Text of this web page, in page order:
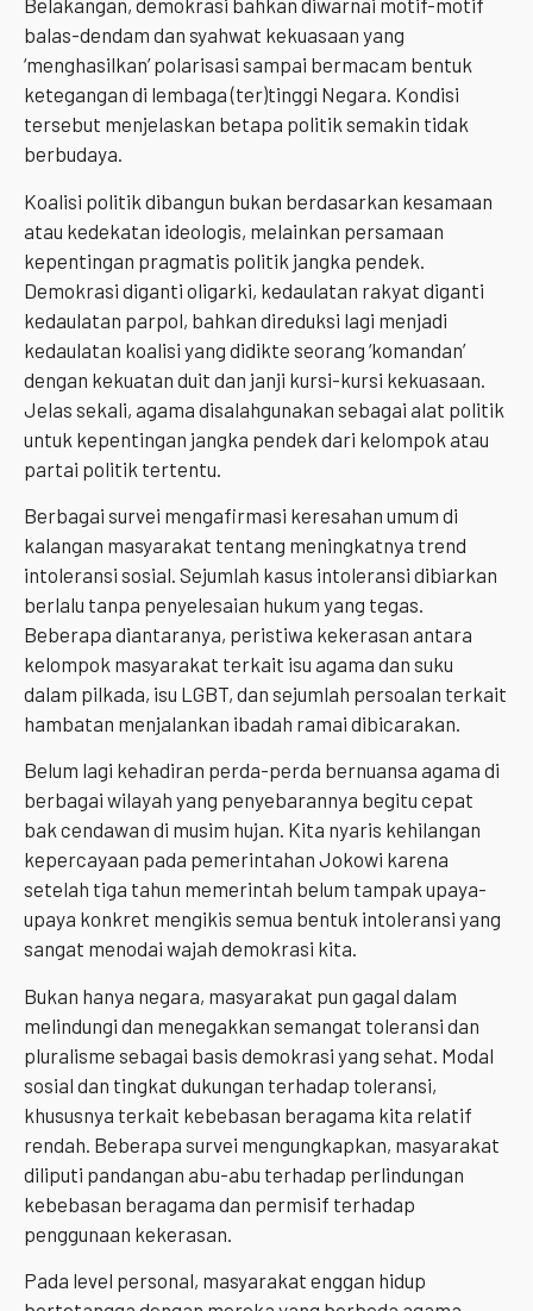
Belakangan, demokrasi bahkan diwarnai motif-motif
balas-dendam dan syahwat kekuasaan yang
‘menghasilkan’ polarisasi sampai bermacam bentuk
ketegangan di lembaga (ter)tinggi Negara. Kondisi
tersebut menjelaskan betapa politik semakin tidak
berbudaya.
Koalisi politik dibangun bukan berdasarkan kesamaan
atau kedekatan ideologis, melainkan persamaan
kepentingan pragmatis politik jangka pendek.
Demokrasi diganti oligarki, kedaulatan rakyat diganti
kedaulatan parpol, bahkan direduksi lagi menjadi
kedaulatan koalisi yang didikte seorang ‘komandan’
dengan kekuatan duit dan janji kursi-kursi kekuasaan.
Jelas sekali, agama disalahgunakan sebagai alat politik
untuk kepentingan jangka pendek dari kelompok atau
partai politik tertentu.
Berbagai survei mengafirmasi keresahan umum di
kalangan masyarakat tentang meningkatnya trend
intoleransi sosial. Sejumlah kasus intoleransi dibiarkan
berlalu tanpa penyelesaian hukum yang tegas.
Beberapa diantaranya, peristiwa kekerasan antara
kelompok masyarakat terkait isu agama dan suku
dalam pilkada, isu LGBT, dan sejumlah persoalan terkait
hambatan menjalankan ibadah ramai dibicarakan.
Belum lagi kehadiran perda-perda bernuansa agama di
berbagai wilayah yang penyebarannya begitu cepat
bak cendawan di musim hujan. Kita nyaris kehilangan
kepercayaan pada pemerintahan Jokowi karena
setelah tiga tahun memerintah belum tampak upaya-
upaya konkret mengikis semua bentuk intoleransi yang
sangat menodai wajah demokrasi kita.
Bukan hanya negara, masyarakat pun gagal dalam
melindungi dan menegakkan semangat toleransi dan
pluralisme sebagai basis demokrasi yang sehat. Modal
sosial dan tingkat dukungan terhadap toleransi,
khususnya terkait kebebasan beragama kita relatif
rendah. Beberapa survei mengungkapkan, masyarakat
diliputi pandangan abu-abu terhadap perlindungan
kebebasan beragama dan permisif terhadap
penggunaan kekerasan.
Pada level personal, masyarakat enggan hidup